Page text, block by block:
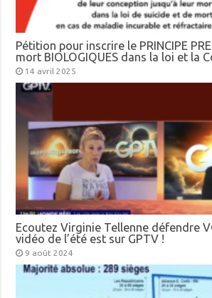
Pétition pour inscrire le PRINCIPE
mort BIOLOGIQUES dans la loi et la
14 avril 2025
Ecoutez Virginie Tellenne défendre
vidéo de l’été est sur GPTV !
9 août 2024